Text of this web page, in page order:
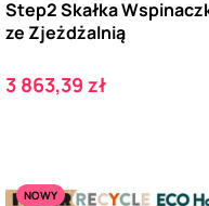
Step2 Skałka
ze Zjeżdżalnią
Cena
3 863,39 zł
NOWY